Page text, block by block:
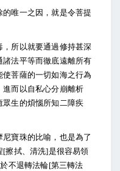
唯一之因，就是令菩提
所以就要通過修持甚深
法平等而徹底遠離所有
菩薩的一切如海之行為
而以自私心分崩離析
生的煩惱所知二障疾
尼寶珠的比喻，也是為了
擦拭、清洗]是很容易領
不退轉法輪[第三轉法